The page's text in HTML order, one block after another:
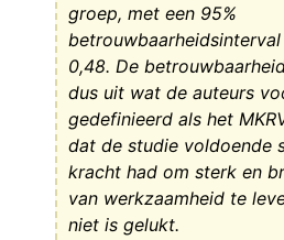
groep, met een 95%
0,48. De
dus uit wat de auteurs
gedefinieerd als het
dat de studie voldoende
kracht had om sterk en
van werkzaamheid te
niet is gelukt.